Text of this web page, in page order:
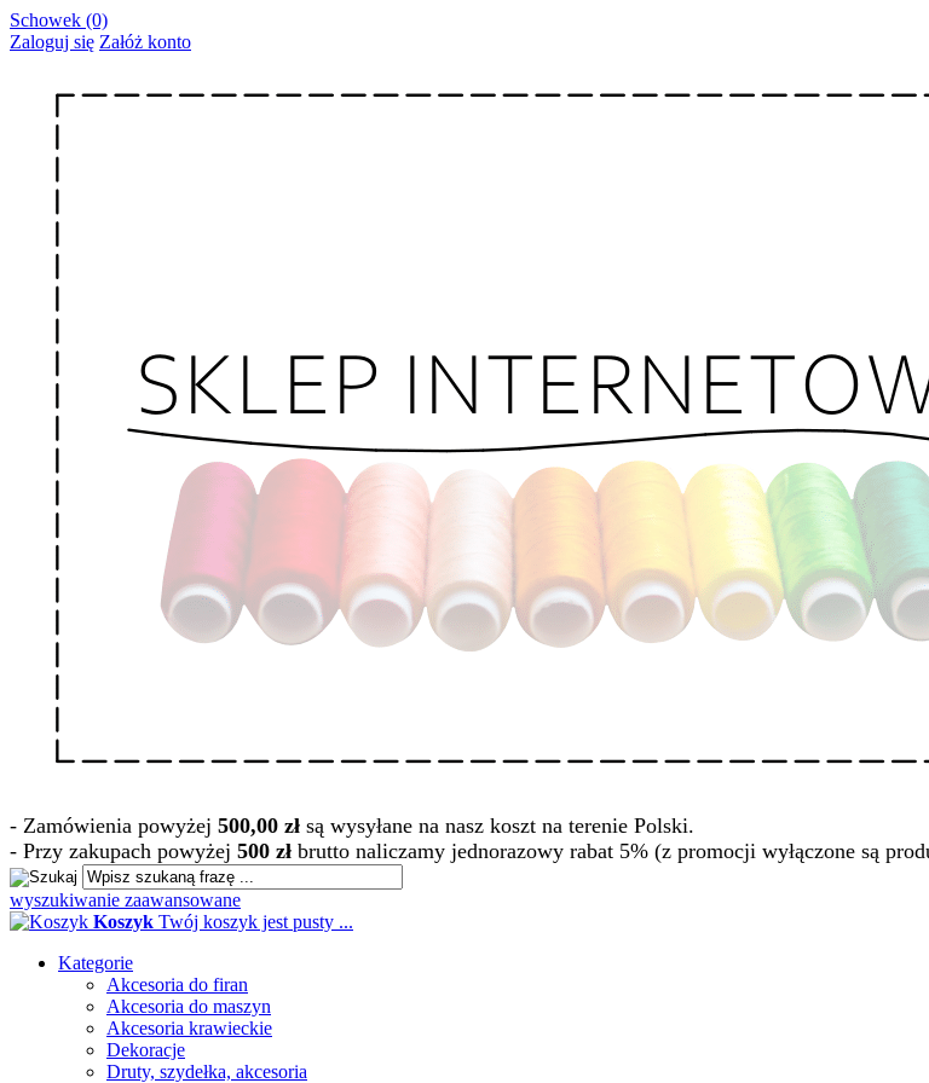
Schowek (0)
Zaloguj się Załóż konto
- Zamówienia powyżej 500,00 zł są wysyłane na nasz koszt na terenie Polski.
- Przy zakupach powyżej 500 zł brutto naliczamy jednorazowy rabat 5% (z promocji wyłączone są
wyszukiwanie zaawansowane
Koszyk Twój koszyk jest pusty ...
Kategorie
Akcesoria do firan
Akcesoria do maszyn
Akcesoria krawieckie
Dekoracje
Druty, szydełka, akcesoria